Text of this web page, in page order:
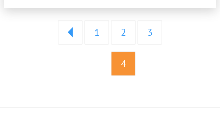
1 2 3
4